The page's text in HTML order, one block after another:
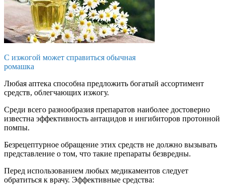
С изжогой может справиться обычная
ромашка
Любая аптека способна предложить богатый ассортимент
средств, облегчающих изжогу.
Среди всего разнообразия препаратов наиболее достоверно
известна эффективность антацидов и ингибиторов протонной
помпы.
Безрецептурное обращение этих средств не должно вызывать
представление о том, что такие препараты безвредны.
Перед использованием любых медикаментов следует
обратиться к врачу. Эффективные средства: